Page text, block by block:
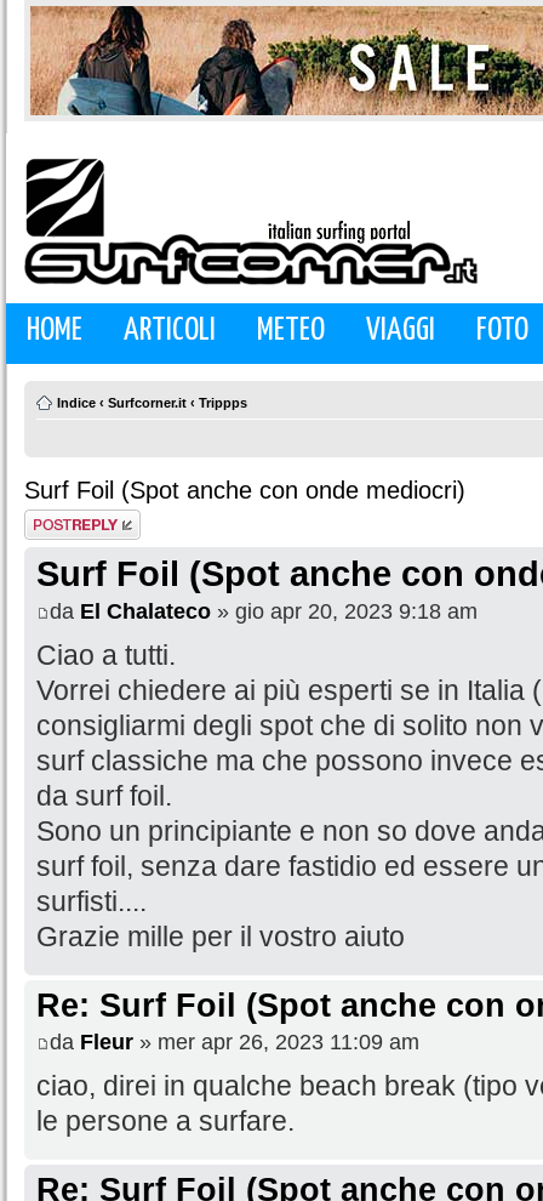
HOME ARTICOLI METEO VIAGGI FOTO
Indice ‹ Surfcorner.it ‹ Trippps
Surf Foil (Spot anche con onde mediocri)
Rispondi al
messaggio
Surf Foil (Spot anche con
da El Chalateco » gio apr 20, 2023 9:18 am
Ciao a tutti.
Vorrei chiedere ai più esperti se in Italia
consigliarmi degli spot che di solito non
surf classiche ma che possono invece
da surf foil.
Sono un principiante e non so dove
surf foil, senza dare fastidio ed essere
surfisti....
Grazie mille per il vostro aiuto
Re: Surf Foil (Spot anche con
da Fleur » mer apr 26, 2023 11:09 am
ciao, direi in qualche beach break (tipo
le persone a surfare.
Re: Surf Foil (Spot anche con